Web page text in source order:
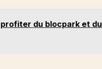
du blocpark et du